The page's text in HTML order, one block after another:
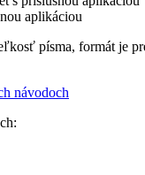
aplikáciou
písma, formát je
návodoch